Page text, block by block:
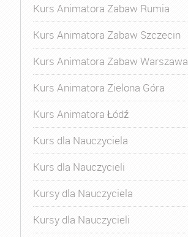
Kurs Animatora Zabaw Rumia
Kurs Animatora Zabaw Szczecin
Kurs Animatora Zabaw Warszawa
Kurs Animatora Zielona Góra
Kurs Animatora Łódź
Kurs dla Nauczyciela
Kurs dla Nauczycieli
Kursy dla Nauczyciela
Kursy dla Nauczycieli